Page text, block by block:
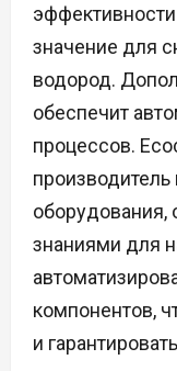
значение для
водород.
обеспечит
процессов.
знаниями для
компонентов,
и